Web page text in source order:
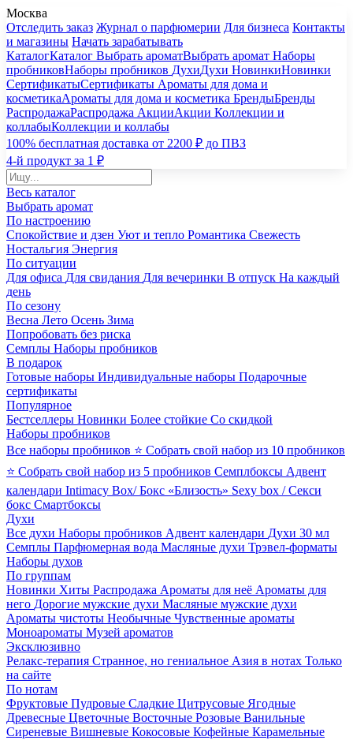
Москва
Отследить заказ Журнал о парфюмерии Для бизнеса Контакты
и магазины Начать зарабатывать
КаталогКаталог Выбрать ароматВыбрать аромат Наборы
пробниковНаборы пробников ДухиДухи НовинкиНовинки
СертификатыСертификаты Ароматы для дома и
косметикаАроматы для дома и косметика БрендыБренды
РаспродажаРаспродажа АкцииАкции Коллекции и
коллабыКоллекции и коллабы
100% бесплатная доставка от 2200 ₽ до ПВЗ
4-й продукт за 1 ₽
Весь каталог
Выбрать аромат
По настроению
Спокойствие и дзен Уют и тепло Романтика Свежесть
Ностальгия Энергия
По ситуации
Для офиса Для свидания Для вечеринки В отпуск На каждый
день
По сезону
Весна Лето Осень Зима
Попробовать без риска
Семплы Наборы пробников
В подарок
Готовые наборы Индивидуальные наборы Подарочные
сертификаты
Популярное
Бестселлеры Новинки Более стойкие Со скидкой
Наборы пробников
Все наборы пробников ⭐ Собрать свой набор из 10 пробников
⭐ Собрать свой набор из 5 пробников Семплбоксы Адвент
календари Intimacy Box/ Бокс «Близость» Sexy box / Секси
бокс Смартбоксы
Духи
Все духи Наборы пробников Адвент календари Духи 30 мл
Семплы Парфюмерная вода Масляные духи Трэвел-форматы
Наборы духов
По группам
Новинки Хиты Распродажа Ароматы для неё Ароматы для
него Дорогие мужские духи Масляные мужские духи
Ароматы чистоты Необычные Чувственные ароматы
Моноароматы Музей ароматов
Эксклюзивно
Релакс-терапия Странное, но гениальное Азия в нотах Только
на сайте
По нотам
Фруктовые Пудровые Сладкие Цитрусовые Ягодные
Древесные Цветочные Восточные Розовые Ванильные
Сиреневые Вишневые Кокосовые Кофейные Карамельные